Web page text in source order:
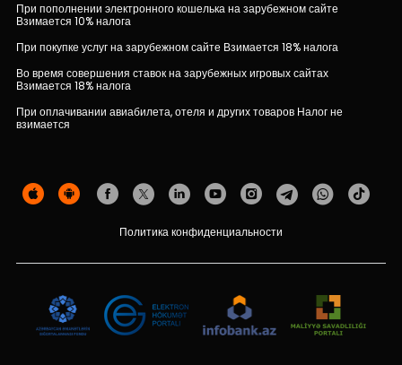
Сеть обслуживания
О банке
Кешбэк
Кадровые ресурсы
При пополнении электронного кошелька на зарубежном сайте
Взимается 10% налога
При покупке услуг на зарубежном сайте Взимается 18% налога
Во время совершения ставок на зарубежных игровых сайтах
Взимается 18% налога
При оплачивании авиабилета, отеля и других товаров Налог не
взимается
Политика конфиденциальности